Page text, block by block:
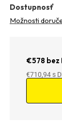
Dostupnosť
Možnosti
€578 bez
€710,94